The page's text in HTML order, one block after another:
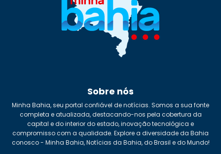
Sobre nós
Minha Bahia, seu portal confiável de notícias. Somos a sua fonte
completa e atualizada, destacando-nos pela cobertura da
capital e do interior do estado, inovação tecnológica e
compromisso com a qualidade. Explore a diversidade da Bahia
conosco - Minha Bahia, Notícias da Bahia, do Brasil e do Mundo!